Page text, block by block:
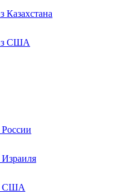
Казахстана
США
США